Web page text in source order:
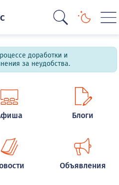
C
доработки и
за неудобства.
Блоги
Объявления